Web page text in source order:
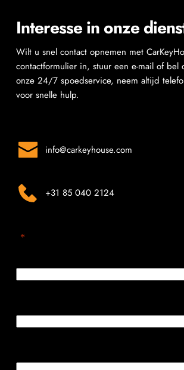
Interesse in onze
Wilt u snel contact opnemen met
contactformulier in, stuur een e-mail of bel
onze 24/7 spoedservice, neem altijd
voor snelle hulp.
info@carkeyhouse.com
+31 85 040 2124
*